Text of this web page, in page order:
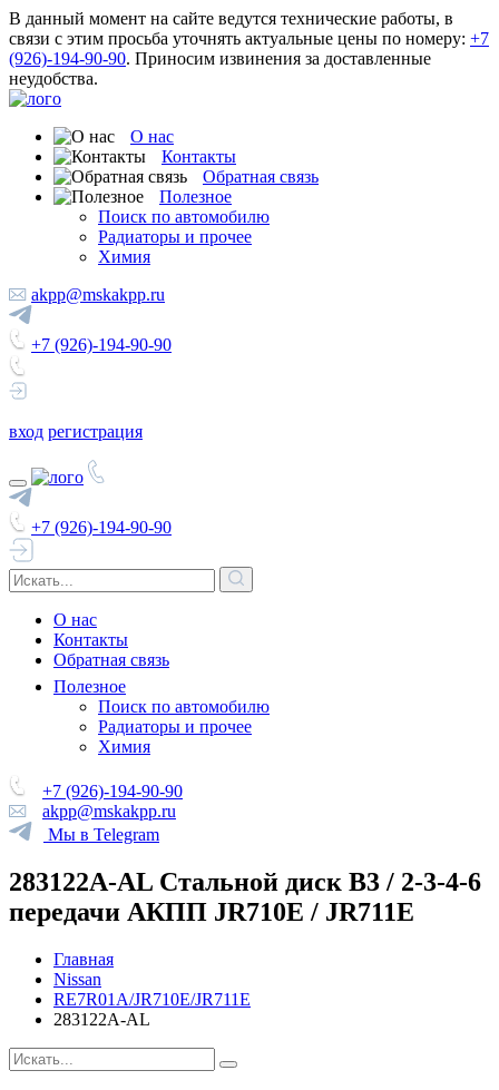
В данный момент на сайте ведутся технические работы, в
связи с этим просьба уточнять актуальные цены по номеру: +7
(926)-194-90-90. Приносим извинения за доставленные
неудобства.
О нас
Контакты
Обратная связь
Полезное
Поиск по автомобилю
Радиаторы и прочее
Химия
akpp@mskakpp.ru
+7 (926)-194-90-90
вход регистрация
+7 (926)-194-90-90
О нас
Контакты
Обратная связь
Полезное
Поиск по автомобилю
Радиаторы и прочее
Химия
+7 (926)-194-90-90
akpp@mskakpp.ru
Мы в Telegram
283122A-AL Стальной диск B3 / 2-3-4-6
передачи АКПП JR710E / JR711E
Главная
Nissan
RE7R01A/JR710E/JR711E
283122A-AL